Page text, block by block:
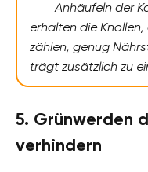
Anhäufeln der
erhalten die Knollen,
zählen, genug
trägt zusätzlich zu
5. Grünwerden
verhindern